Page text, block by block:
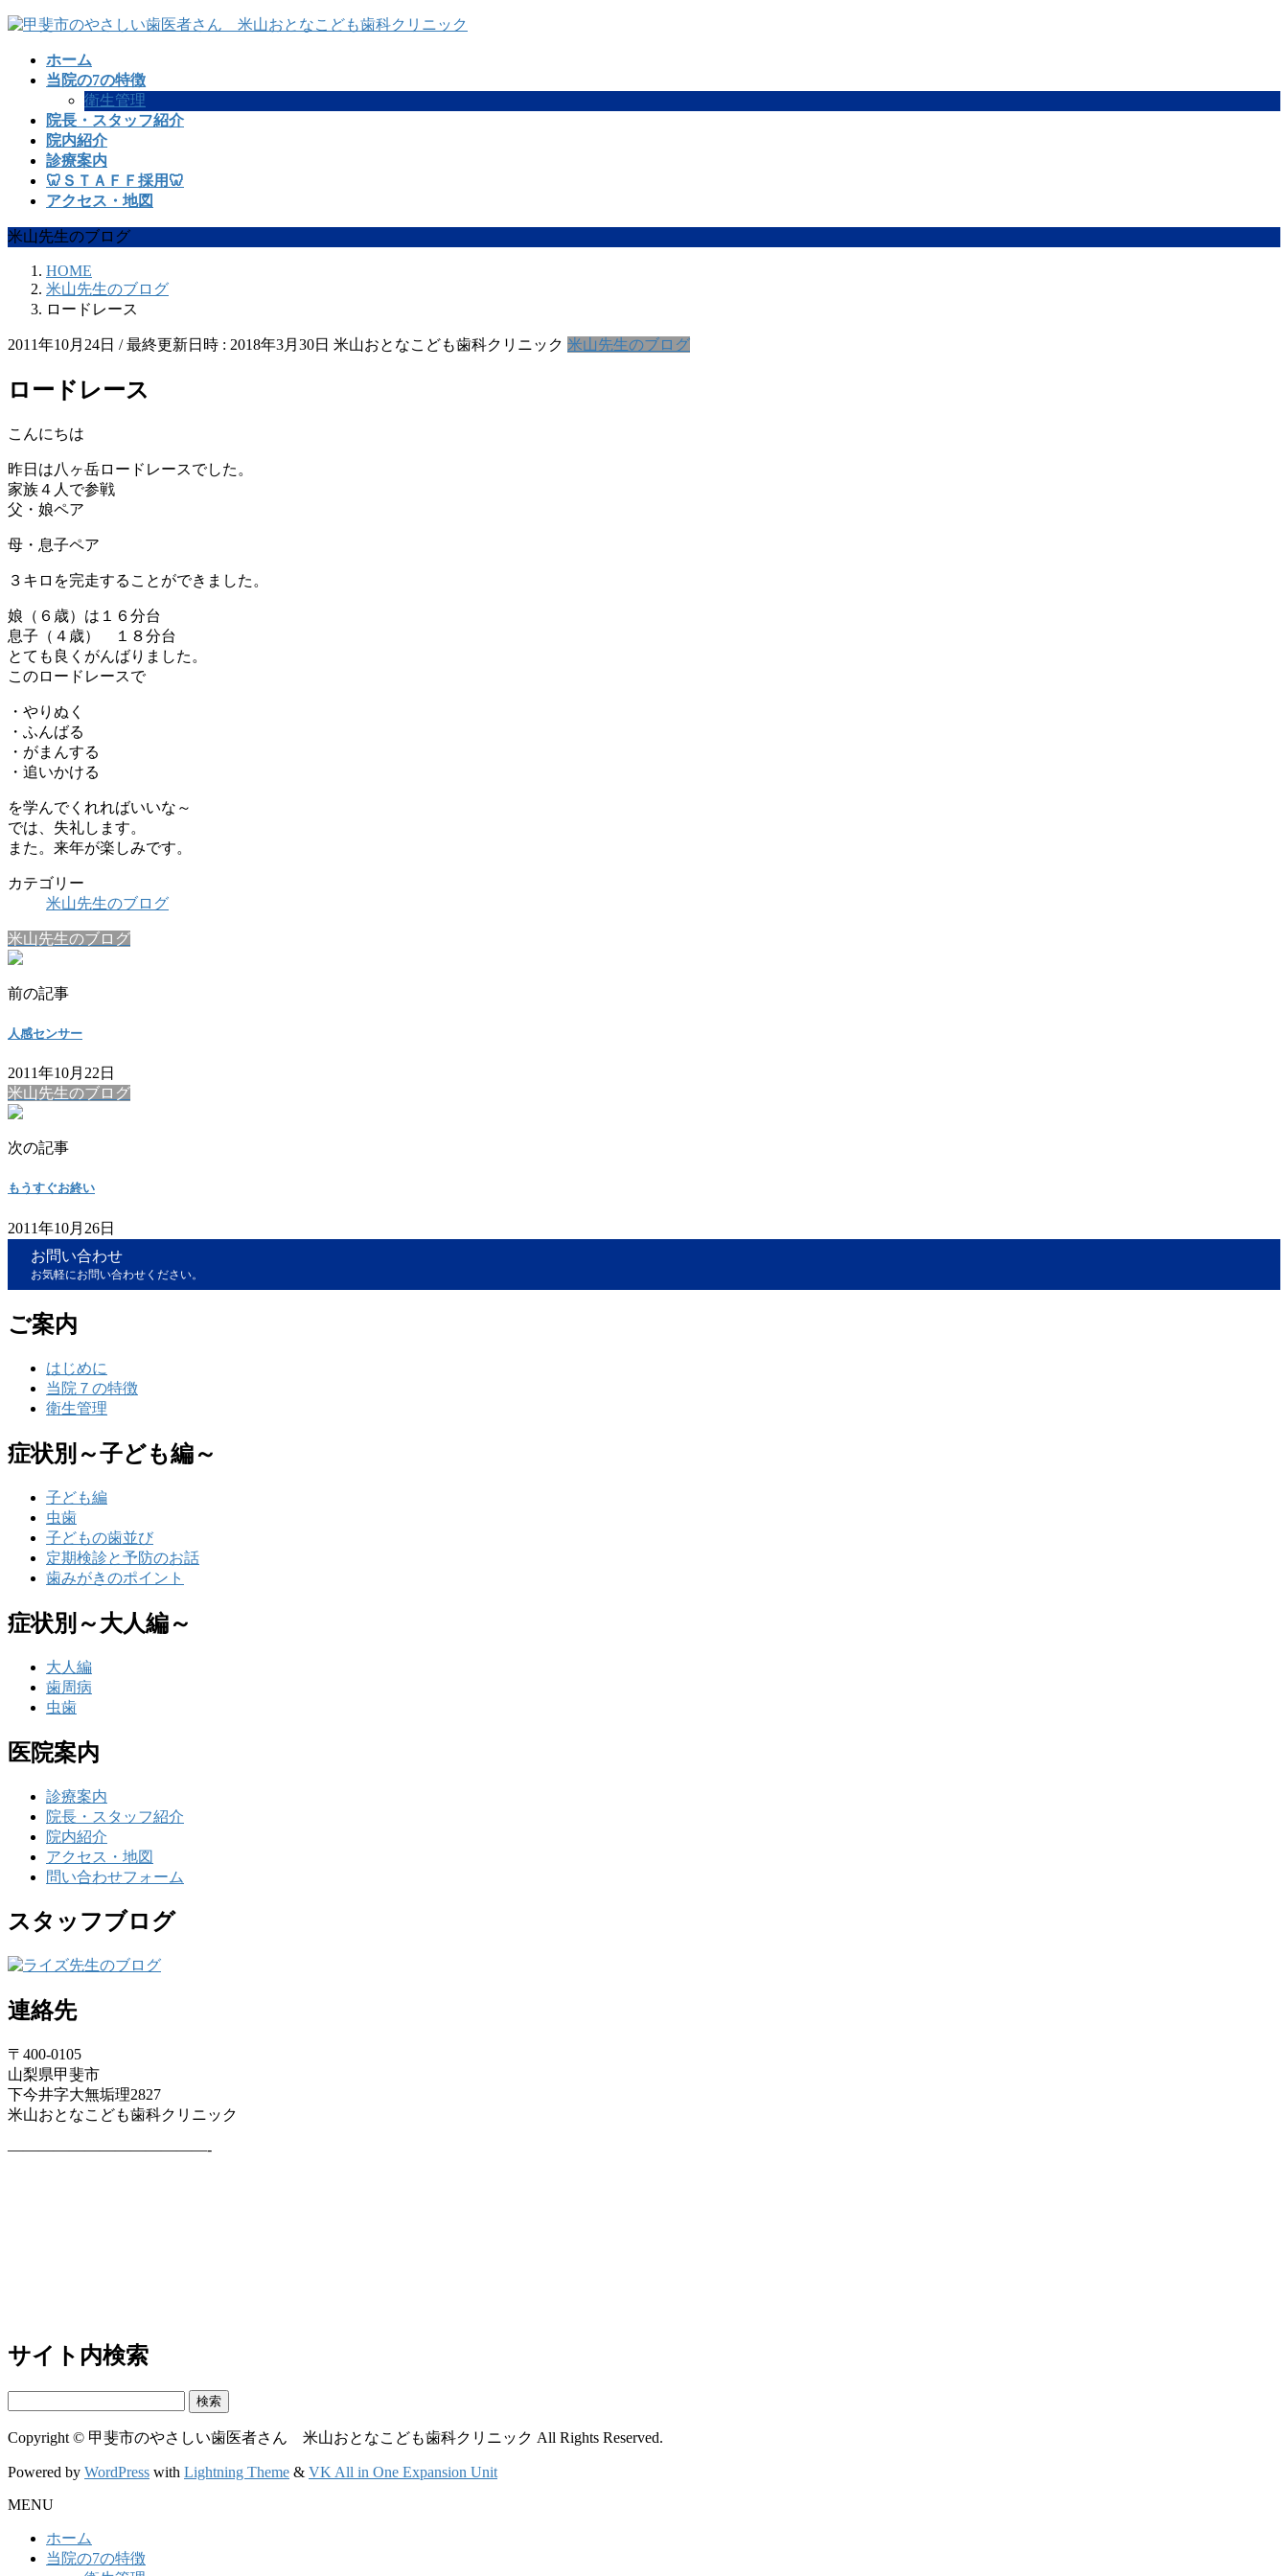
コ
ナ
ホーム
当院の7の特徴
衛生管理
院長・スタッフ紹介
院内紹介
診療案内
🦷ＳＴＡＦＦ採用🦷
アクセス・地図
米山先生のブログ
HOME
米山先生のブログ
ロードレース
2011年10月24日 / 最終更新日時 : 2018年3月30日 米山おとなこども歯科クリニック 米山先生のブログ
ロードレース
こんにちは
昨日は八ヶ岳ロードレースでした。
家族４人で参戦
父・娘ペア
母・息子ペア
３キロを完走することができました。
娘（６歳）は１６分台
息子（４歳） １８分台
とても良くがんばりました。
このロードレースで
・やりぬく
・ふんばる
・がまんする
・追いかける
を学んでくれればいいな～
では、失礼します。
また。来年が楽しみです。
カテゴリー
米山先生のブログ
米山先生のブログ
前の記事
人感センサー
2011年10月22日
米山先生のブログ
次の記事
もうすぐお終い
2011年10月26日
お問い合わせ
お気軽にお問い合わせください。
ご案内
はじめに
当院７の特徴
衛生管理
症状別～子ども編～
子ども編
虫歯
子どもの歯並び
定期検診と予防のお話
歯みがきのポイント
症状別～大人編～
大人編
歯周病
虫歯
医院案内
診療案内
院長・スタッフ紹介
院内紹介
アクセス・地図
問い合わせフォーム
スタッフブログ
連絡先
〒400-0105
山梨県甲斐市
下今井字大無垢理2827
米山おとなこども歯科クリニック
—————————————-
サイト内検索
Copyright © 甲斐市のやさしい歯医者さん 米山おとなこども歯科クリニック All Rights Reserved.
Powered by WordPress with Lightning Theme & VK All in One Expansion Unit
MENU
ホーム
当院の7の特徴